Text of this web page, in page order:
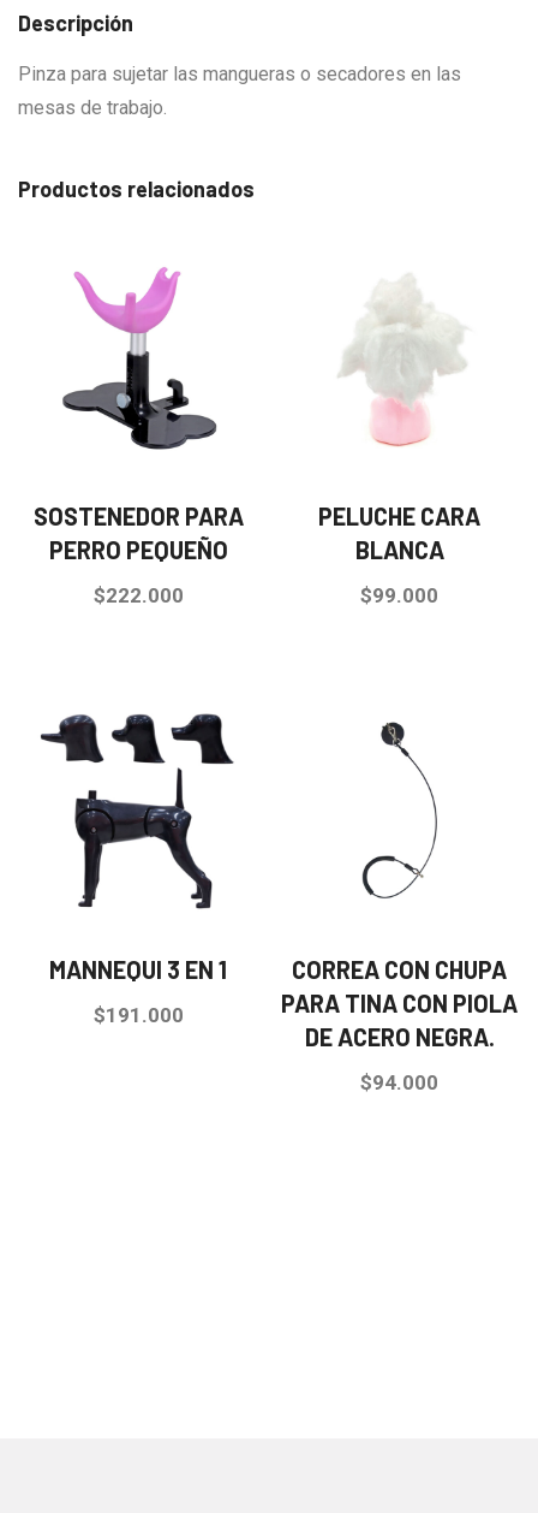
Descripción
Pinza para sujetar las mangueras o secadores en las
mesas de trabajo.
Productos relacionados
SOSTENEDOR PARA
PERRO PEQUEÑO
$222.000
PELUCHE CARA
BLANCA
$99.000
MANNEQUI 3 EN 1
$191.000
CORREA CON CHUPA
PARA TINA CON PIOLA
DE ACERO NEGRA.
$94.000